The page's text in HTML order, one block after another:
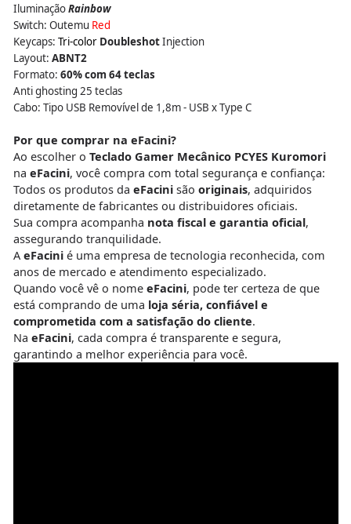
IluminaçãoRainbow
Switch: Outemu Red
Keycaps: Tri-color DoubleshotInjection
Layout: ABNT2
Formato: 60% com 64 teclas
Anti ghosting 25 teclas
Cabo: Tipo USB Removível de 1,8m - USB x Type C
Por que comprar na eFacini?
Ao escolher o Teclado Gamer Mecânico PCYES Kuromori
na eFacini, você compra com total segurança e confiança:
Todos os produtos da eFacinisão originais, adquiridos
diretamente de fabricantes ou distribuidores oficiais.
Sua compra acompanha nota fiscal e garantia oficial,
assegurando tranquilidade.
A eFacinié uma empresa de tecnologia reconhecida, com
anos de mercado e atendimento especializado.
Quando você vê o nome eFacini, pode ter certeza de que
está comprando de uma loja séria, confiável e
comprometida com a satisfação do cliente.
Na eFacini, cada compra é transparente e segura,
garantindo a melhor experiência para você.